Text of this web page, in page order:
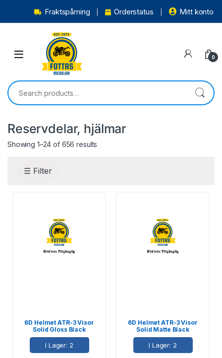
Fraktspårning Orderstatus Mitt konto
0
Reservdelar, hjälmar
Showing 1–24 of 656 results
☰ Filter
6D Helmet ATR-3 Visor
Solid Gloss Black
I Lager: 2
6D Helmet ATR-3 Visor
Solid Matte Black
I Lager: 2